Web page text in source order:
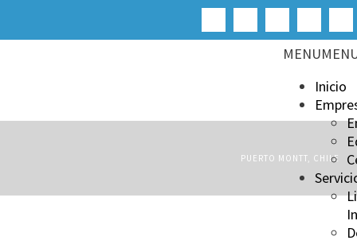
MENU
Inicio
PUERTO MONTT, CHILE